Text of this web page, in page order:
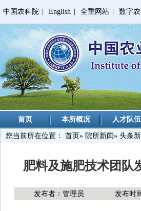
中国农科院 English 全重网站 数字
首页 本所概况 人才队伍
您当前所在位置： 首页» 院所新闻» 头条
肥料及施肥技术团队
发布者：管理员 发布时